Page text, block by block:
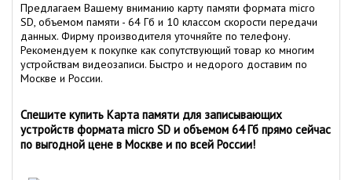
Предлагаем Вашему вниманию карту памяти формата micro
SD, объемом памяти - 64 Гб и 10 классом скорости передачи
данных. Фирму производителя уточняйте по телефону.
Рекомендуем к покупке как сопутствующий товар ко многим
устройствам видеозаписи. Быстро и недорого доставим по
Москве и России.
Спешите купить Карта памяти для записывающих
устройств формата micro SD и объемом 64 Гб прямо сейчас
по выгодной цене в Москве и по всей России!